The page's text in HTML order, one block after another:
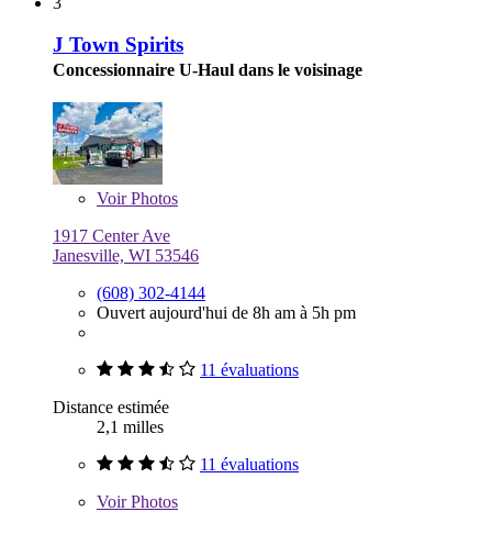
J Town Spirits
Concessionnaire U-Haul dans le voisinage
VoirPhotos
1917 Center Ave
Janesville, WI 53546
(608) 302-4144
Ouvert aujourd'hui de 8h am à 5h pm
11 évaluations
Distance estimée
2,1 milles
11 évaluations
VoirPhotos